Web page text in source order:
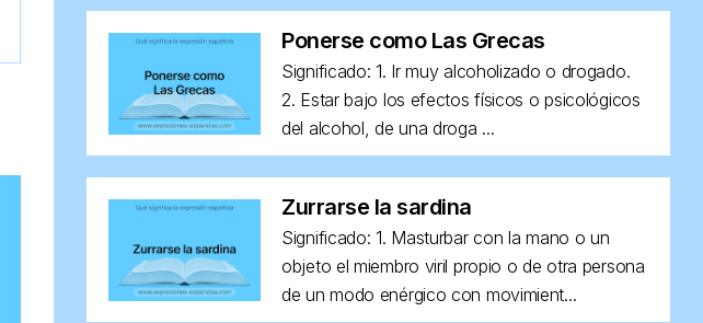
Ponerse como Las Grecas
Significado: 1. Ir muy alcoholizado o drogado.
2. Estar bajo los efectos físicos o psicológicos
del alcohol, de una droga ...
Zurrarse la sardina
Significado: 1. Masturbar con la mano o un
objeto el miembro viril propio o de otra persona
de un modo enérgico con movimient...